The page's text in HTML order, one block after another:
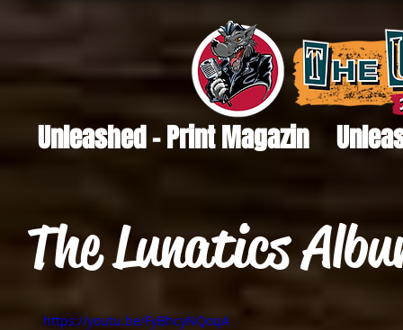
Unleashed - Print Magazin
The Lunatics
https://youtu.be/FyBhcyNQoqA